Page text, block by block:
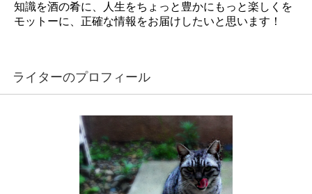
知識を酒の肴に、人生をちょっと豊かにもっと楽しくを
モットーに、正確な情報をお届けしたいと思います！
ライターのプロフィール